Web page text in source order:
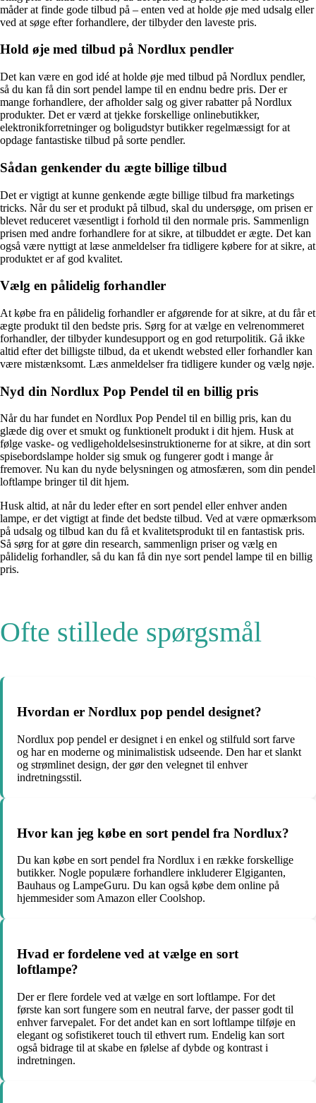
måder at finde gode tilbud på – enten ved at holde øje med udsalg eller
ved at søge efter forhandlere, der tilbyder den laveste pris.
Hold øje med tilbud på Nordlux pendler
Det kan være en god idé at holde øje med tilbud på Nordlux pendler,
så du kan få din sort pendel lampe til en endnu bedre pris. Der er
mange forhandlere, der afholder salg og giver rabatter på Nordlux
produkter. Det er værd at tjekke forskellige onlinebutikker,
elektronikforretninger og boligudstyr butikker regelmæssigt for at
opdage fantastiske tilbud på sorte pendler.
Sådan genkender du ægte billige tilbud
Det er vigtigt at kunne genkende ægte billige tilbud fra marketings
tricks. Når du ser et produkt på tilbud, skal du undersøge, om prisen er
blevet reduceret væsentligt i forhold til den normale pris. Sammenlign
prisen med andre forhandlere for at sikre, at tilbuddet er ægte. Det kan
også være nyttigt at læse anmeldelser fra tidligere købere for at sikre, at
produktet er af god kvalitet.
Vælg en pålidelig forhandler
At købe fra en pålidelig forhandler er afgørende for at sikre, at du får et
ægte produkt til den bedste pris. Sørg for at vælge en velrenommeret
forhandler, der tilbyder kundesupport og en god returpolitik. Gå ikke
altid efter det billigste tilbud, da et ukendt websted eller forhandler kan
være mistænksomt. Læs anmeldelser fra tidligere kunder og vælg nøje.
Nyd din Nordlux Pop Pendel til en billig pris
Når du har fundet en Nordlux Pop Pendel til en billig pris, kan du
glæde dig over et smukt og funktionelt produkt i dit hjem. Husk at
følge vaske- og vedligeholdelsesinstruktionerne for at sikre, at din sort
spisebordslampe holder sig smuk og fungerer godt i mange år
fremover. Nu kan du nyde belysningen og atmosfæren, som din pendel
loftlampe bringer til dit hjem.
Husk altid, at når du leder efter en sort pendel eller enhver anden
lampe, er det vigtigt at finde det bedste tilbud. Ved at være opmærksom
på udsalg og tilbud kan du få et kvalitetsprodukt til en fantastisk pris.
Så sørg for at gøre din research, sammenlign priser og vælg en
pålidelig forhandler, så du kan få din nye sort pendel lampe til en billig
pris.
Ofte stillede spørgsmål
Hvordan er Nordlux pop pendel designet?
Nordlux pop pendel er designet i en enkel og stilfuld sort farve
og har en moderne og minimalistisk udseende. Den har et slankt
og strømlinet design, der gør den velegnet til enhver
indretningsstil.
Hvor kan jeg købe en sort pendel fra Nordlux?
Du kan købe en sort pendel fra Nordlux i en række forskellige
butikker. Nogle populære forhandlere inkluderer Elgiganten,
Bauhaus og LampeGuru. Du kan også købe dem online på
hjemmesider som Amazon eller Coolshop.
Hvad er fordelene ved at vælge en sort
loftlampe?
Der er flere fordele ved at vælge en sort loftlampe. For det
første kan sort fungere som en neutral farve, der passer godt til
enhver farvepalet. For det andet kan en sort loftlampe tilføje en
elegant og sofistikeret touch til ethvert rum. Endelig kan sort
også bidrage til at skabe en følelse af dybde og kontrast i
indretningen.